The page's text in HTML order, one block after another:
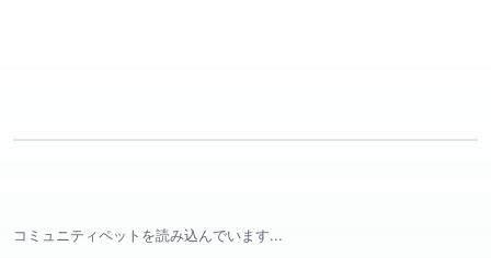
コミュニティペットを読み込んでいます...